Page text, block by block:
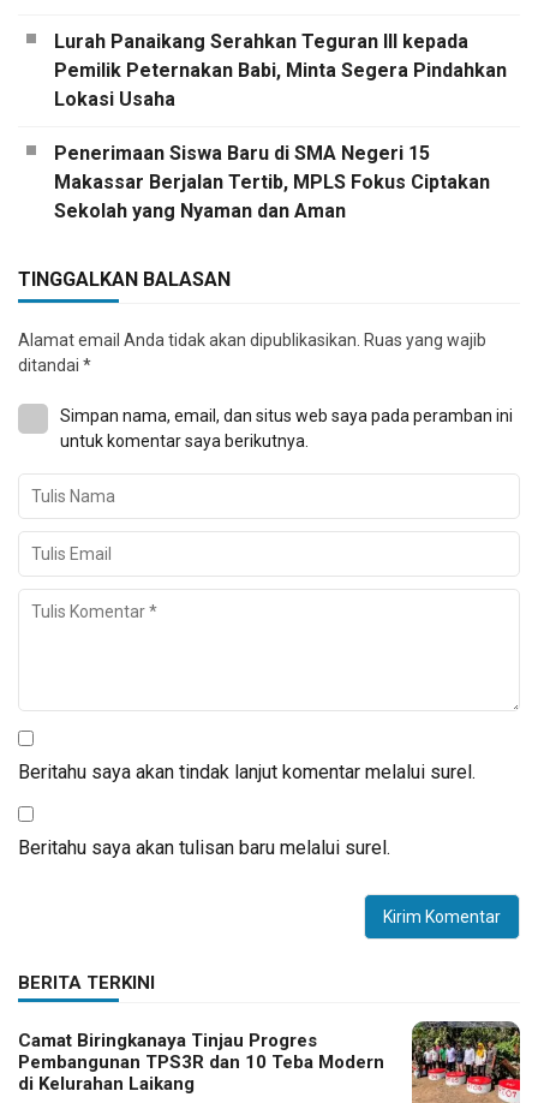
Lurah Panaikang Serahkan Teguran III kepada
Pemilik Peternakan Babi, Minta Segera Pindahkan
Lokasi Usaha
Penerimaan Siswa Baru di SMA Negeri 15
Makassar Berjalan Tertib, MPLS Fokus Ciptakan
Sekolah yang Nyaman dan Aman
TINGGALKAN BALASAN
Alamat email Anda tidak akan dipublikasikan. Ruas yang wajib
ditandai *
Simpan nama, email, dan situs web saya pada peramban ini
untuk komentar saya berikutnya.
Beritahu saya akan tindak lanjut komentar melalui surel.
Beritahu saya akan tulisan baru melalui surel.
BERITA TERKINI
Camat Biringkanaya Tinjau Progres
Pembangunan TPS3R dan 10 Teba Modern
di Kelurahan Laikang